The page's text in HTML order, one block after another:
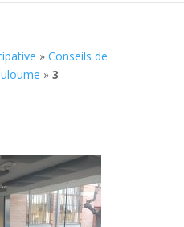
» Conseils de
» 3